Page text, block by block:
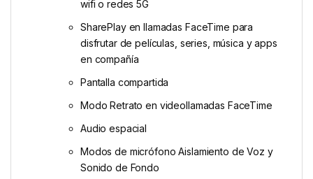
wifi o redes 5G
SharePlay en llamadas FaceTime para
disfrutar de películas, series, música y apps
en compañía
Pantalla compartida
Modo Retrato en videollamadas FaceTime
Audio espacial
Modos de micrófono Aislamiento de Voz y
Sonido de Fondo